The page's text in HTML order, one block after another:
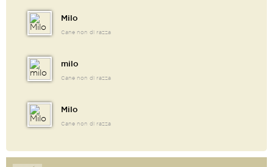
Milo
Cane non di razza
milo
Cane non di razza
Milo
Cane non di razza